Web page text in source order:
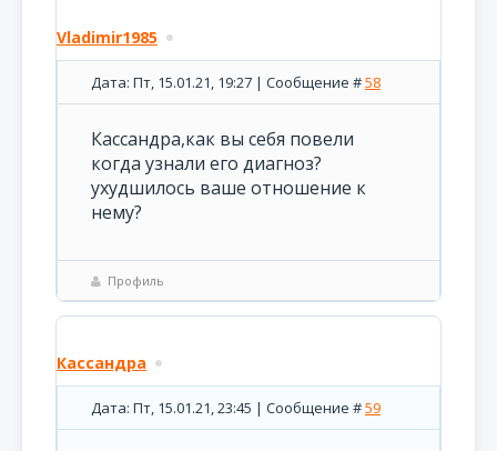
Vladimir1985
Дата: Пт, 15.01.21, 19:27 | Сообщение #58
Кассандра,как вы себя повели
когда узнали его диагноз?
ухудшилось ваше отношение к
нему?
Профиль
Кассандра
Дата: Пт, 15.01.21, 23:45 | Сообщение #59